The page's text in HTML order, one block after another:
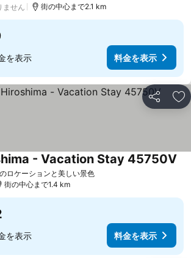
ません 街の中心まで2.1 km
を表示 料金を表示
シェア お
ロケーションと美しい景色料金を表示
- Vacation Stay 45750V
街の中心まで1.4 km
を表示 料金を表示